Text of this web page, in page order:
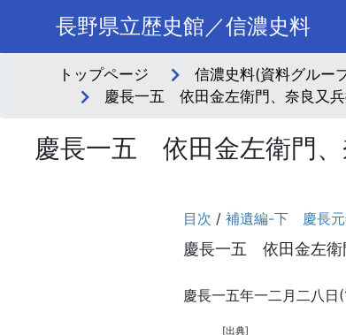
長野県立歴史館／信濃史料
トップページ 信濃史料(資料グルー
慶長一五 依田金左衛門、奈良又
慶長一五 依田金左衛門、